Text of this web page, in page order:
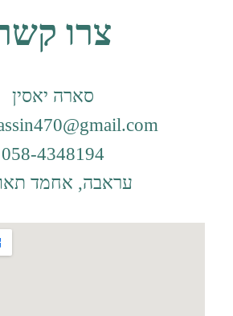
צרו
סארה יאסין
058-4348194
עראבה, אחמד